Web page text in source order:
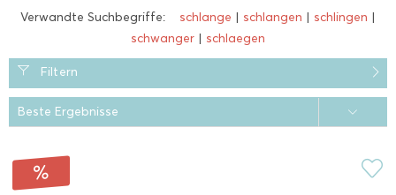
Verwandte Suchbegriffe:
schlange | schlangen | schlingen |
schwanger | schlaegen
Filtern